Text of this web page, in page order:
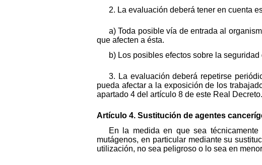
2. La evaluación deberá tener en cuenta
a) Toda posible vía de entrada al
que afecten a ésta.
b) Los posibles efectos sobre la
3. La evaluación deberá repetirse
pueda afectar a la exposición de los
apartado 4 del artículo 8 de este Real Decreto.
Artículo 4. Sustitución de agentes
En la medida en que sea
mutágenos, en particular mediante su
utilización, no sea peligroso o lo sea en